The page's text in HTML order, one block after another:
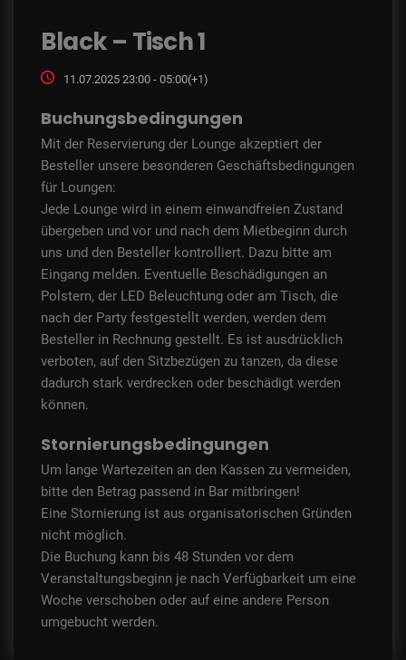
Black – Tisch 1
11.07.2025 23:00 - 05:00(+1)
Buchungsbedingungen
Mit der Reservierung der Lounge akzeptiert der
Besteller unsere besonderen Geschäftsbedingungen
für Loungen:
Jede Lounge wird in einem einwandfreien Zustand
übergeben und vor und nach dem Mietbeginn durch
uns und den Besteller kontrolliert. Dazu bitte am
Eingang melden. Eventuelle Beschädigungen an
Polstern, der LED Beleuchtung oder am Tisch, die
nach der Party festgestellt werden, werden dem
Besteller in Rechnung gestellt. Es ist ausdrücklich
verboten, auf den Sitzbezügen zu tanzen, da diese
dadurch stark verdrecken oder beschädigt werden
können.
Stornierungsbedingungen
Um lange Wartezeiten an den Kassen zu vermeiden,
bitte den Betrag passend in Bar mitbringen!
Eine Stornierung ist aus organisatorischen Gründen
nicht möglich.
Die Buchung kann bis 48 Stunden vor dem
Veranstaltungsbeginn je nach Verfügbarkeit um eine
Woche verschoben oder auf eine andere Person
umgebucht werden.